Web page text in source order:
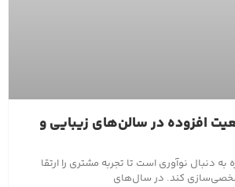
افزوده در سالن‌های زیبایی و
دنبال نوآوری است تا تجربه مشتری را ارتقا
کند. در سال‌های